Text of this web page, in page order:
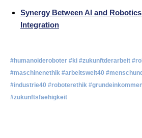
Synergy Between AI and
Integration
#humanoideroboter #ki #zukunftderarbeit
#maschinenethik #arbeitswelt40
#industrie40 #roboterethik
#zukunftsfaehigkeit